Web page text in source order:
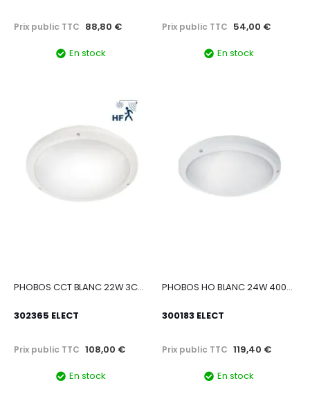
Prix public TTC 88,80 €
En stock
Prix public TTC 54,00 €
En stock
PHOBOS CCT BLANC 22W 3CCT(3K-4K-6K)-IRC80-IP65 2800lm DET HF
302365 ELECT
Prix public TTC 108,00 €
En stock
PHOBOS HO BLANC 24W 4000K-IRC80-IP65-IK10 2880Lm
300183 ELECT
Prix public TTC 119,40 €
En stock